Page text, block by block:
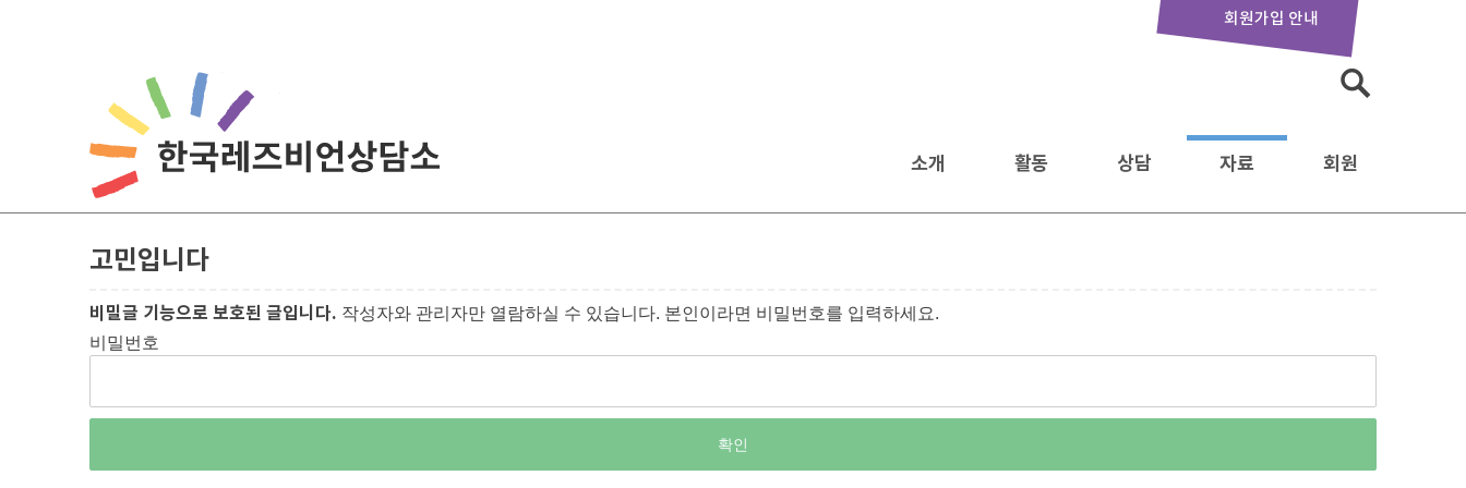
회원가입 안내
소개 활동 상담 자료 회원
고민입니다
비밀글 기능으로 보호된 글입니다. 작성자와 관리자만 열람하실 수 있습니다. 본인이라면 비밀번호를 입력하세요.
비밀번호